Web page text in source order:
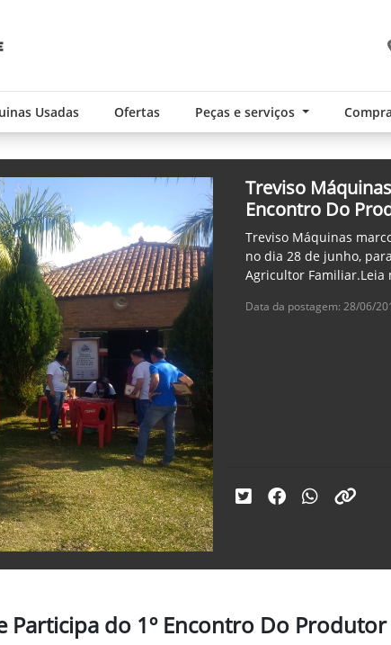
Usadas Ofertas Peças e serviços
Treviso
Encontro Do
Treviso Máquinas
no dia 28 de junho,
Agricultor Familiar.Leia
Data da postagem: 28/06/
Participa do 1º Encontro Do